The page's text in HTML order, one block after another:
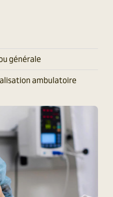
générale
ambulatoire